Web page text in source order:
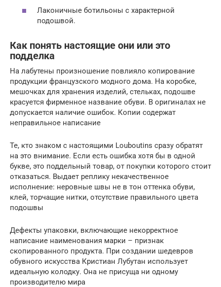
Лаконичные ботильоны с характерной
подошвой.
Как понять настоящие они или это
подделка
На лабутены произношение повлияло копирование
продукции французского модного дома. На коробке,
мешочках для хранения изделий, стельках, подошве
красуется фирменное название обуви. В оригиналах не
допускается наличие ошибок. Копии содержат
неправильное написание
Те, кто знаком с настоящими Louboutins сразу обратят
на это внимание. Если есть ошибка хотя бы в одной
букве, это поддельный товар, от покупки которого стоит
отказаться. Выдает реплику некачественное
исполнение: неровные швы не в тон оттенка обуви,
клей, торчащие нитки, отсутствие правильного цвета
подошвы
Дефекты упаковки, включающие некорректное
написание наименования марки – признак
скопированного продукта. При создании шедевров
обувного искусства Кристиан Лубутан использует
идеальную колодку. Она не присуща ни одному
производителю мира